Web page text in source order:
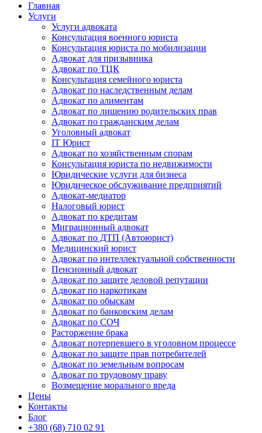
Главная
Услуги
Услуги адвоката
Консультация военного юриста
Консультация юриста по мобилизации
Адвокат для призывника
Адвокат по ТЦК
Консультация семейного юриста
Адвокат по наследственным делам
Адвокат по алиментам
Адвокат по лишению родительских прав
Адвокат по гражданским делам
Уголовный адвокат
IT Юрист
Адвокат по хозяйственным спорам
Консультация юриста по недвижимости
Юридические услуги для бизнеса
Юридическое обслуживание предприятий
Адвокат-медиатор
Налоговый юрист
Адвокат по кредитам
Миграционный адвокат
Адвокат по ДТП (Автоюрист)
Медицинский юрист
Адвокат по интеллектуальной собственности
Пенсионный адвокат
Адвокат по защите деловой репутации
Адвокат по наркотикам
Адвокат по обыскам
Адвокат по банковским делам
Адвокат по СОЧ
Расторжение брака
Адвокат потерпевшего в уголовном процессе
Адвокат по защите прав потребителей
Адвокат по земельным вопросам
Адвокат по трудовому праву
Возмещение морального вреда
Цены
Контакты
Блог
+380 (68) 710 02 91